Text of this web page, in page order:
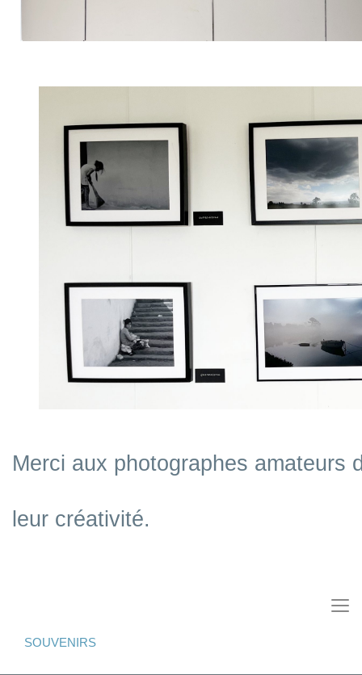
Merci aux photographes amateurs
leur créativité.
SOUVENIRS